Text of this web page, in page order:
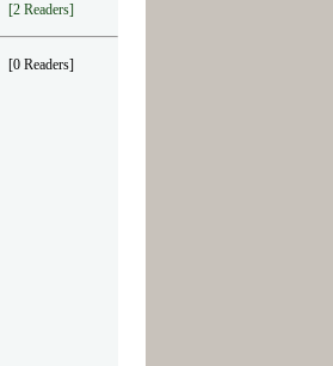
[2 Readers]
[0 Readers]